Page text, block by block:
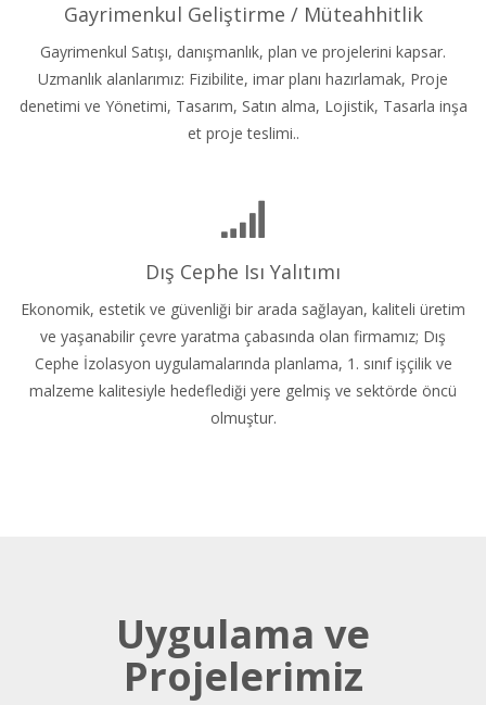
Gayrimenkul Geliştirme / Müteahhitlik
Gayrimenkul Satışı, danışmanlık, plan ve projelerini kapsar.
Uzmanlık alanlarımız: Fizibilite, imar planı hazırlamak, Proje
denetimi ve Yönetimi, Tasarım, Satın alma, Lojistik, Tasarla inşa
et proje teslimi..
Dış Cephe Isı Yalıtımı
Ekonomik, estetik ve güvenliği bir arada sağlayan, kaliteli üretim
ve yaşanabilir çevre yaratma çabasında olan firmamız; Dış
Cephe İzolasyon uygulamalarında planlama, 1. sınıf işçilik ve
malzeme kalitesiyle hedeflediği yere gelmiş ve sektörde öncü
olmuştur.
Uygulama ve
Projelerimiz